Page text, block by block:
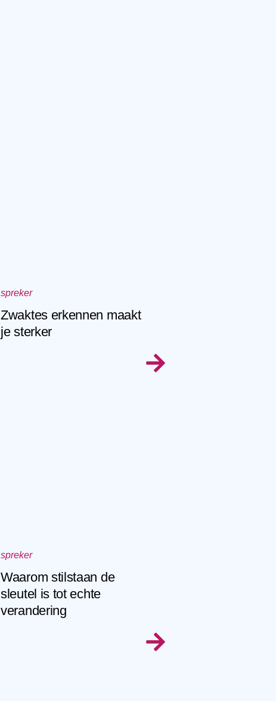
spreker
Zwaktes erkennen maakt
je sterker
spreker
Waarom stilstaan de
sleutel is tot echte
verandering